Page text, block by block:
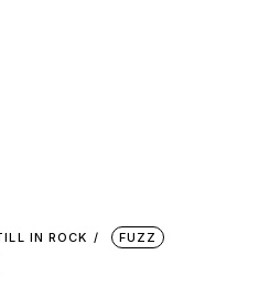
IN ROCK
FUZZ